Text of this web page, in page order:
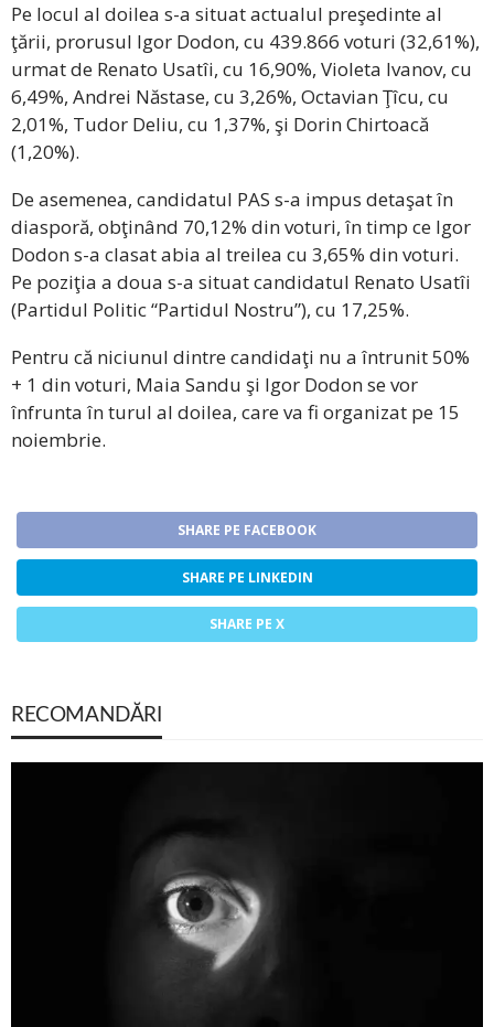
Pe locul al doilea s-a situat actualul preşedinte al
ţării, prorusul Igor Dodon, cu 439.866 voturi (32,61%),
urmat de Renato Usatîi, cu 16,90%, Violeta Ivanov, cu
6,49%, Andrei Năstase, cu 3,26%, Octavian Ţîcu, cu
2,01%, Tudor Deliu, cu 1,37%, şi Dorin Chirtoacă
(1,20%).
De asemenea, candidatul PAS s-a impus detaşat în
diasporă, obţinând 70,12% din voturi, în timp ce Igor
Dodon s-a clasat abia al treilea cu 3,65% din voturi.
Pe poziţia a doua s-a situat candidatul Renato Usatîi
(Partidul Politic “Partidul Nostru”), cu 17,25%.
Pentru că niciunul dintre candidaţi nu a întrunit 50%
+ 1 din voturi, Maia Sandu şi Igor Dodon se vor
înfrunta în turul al doilea, care va fi organizat pe 15
noiembrie.
SHARE PE FACEBOOK
SHARE PE LINKEDIN
SHARE PE X
RECOMANDĂRI